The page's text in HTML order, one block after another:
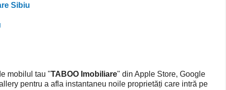
Sibiu
mobilul tau "TABOO Imobiliare" din Apple Store, Google
pentru a afla instantaneu noile proprietăți care intră pe